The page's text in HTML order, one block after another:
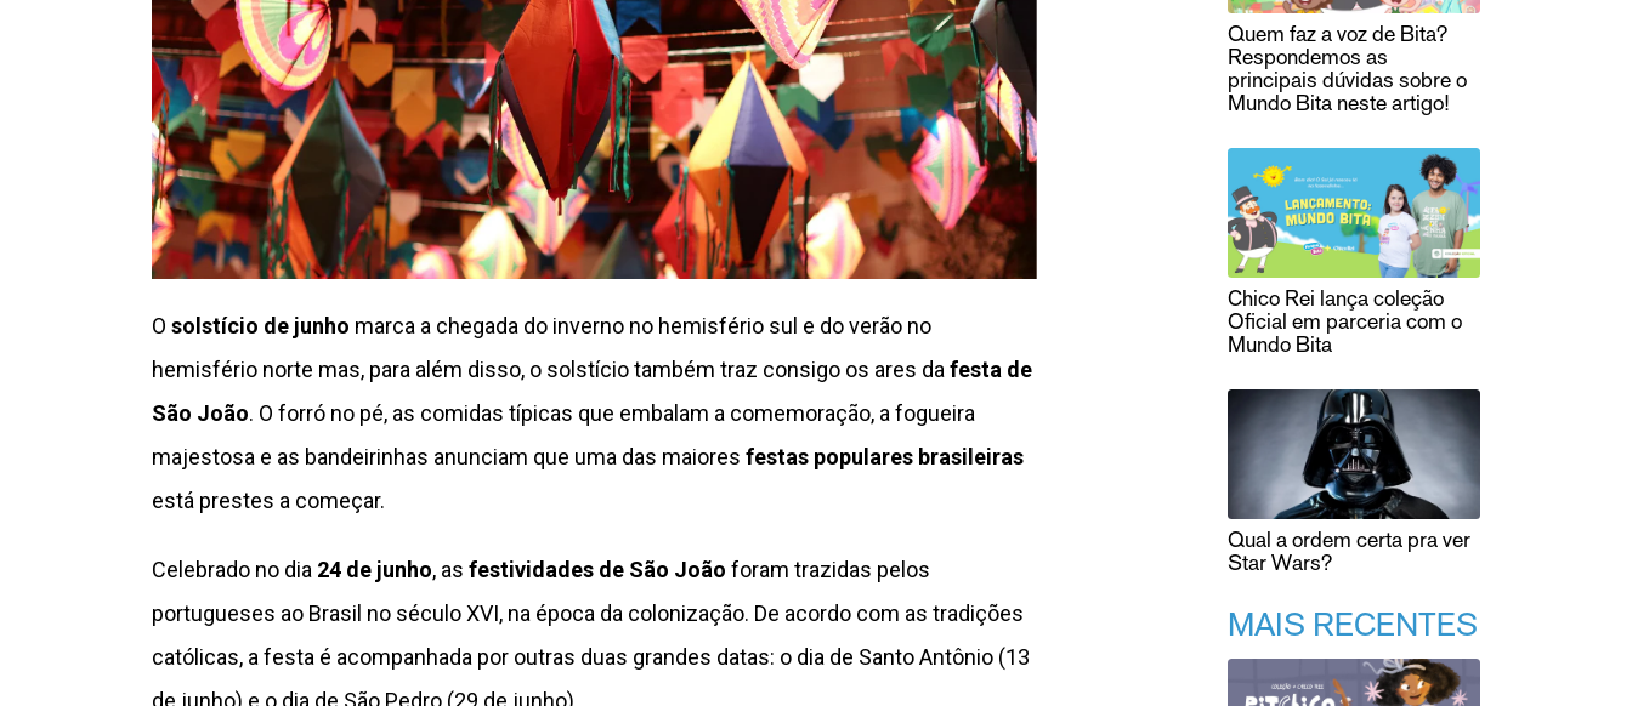
Osolstício de junho marca a chegada do inverno no hemisfério sul e do verão no
hemisfério norte mas, para além disso, o solstício também traz consigo os ares dafesta de
São João. O forró no pé, as comidas típicas que embalam a comemoração, a fogueira
majestosa e as bandeirinhas anunciam que uma das maiores festas populares brasileiras
está prestes a começar.
Celebrado no dia 24 de junho, as festividades de São João foram trazidas pelos
portugueses ao Brasil no século XVI, na época da colonização. De acordo com as tradições
católicas, a festa é acompanhada por outras duas grandes datas: o dia de Santo Antônio (13
Quem faz a voz de Bita?
Respondemos as
principais dúvidas sobre o
Mundo Bita neste artigo!
Chico Rei lança coleção
Oficial em parceria com o
Mundo Bita
Qual a ordem certa pra ver
Star Wars?
MAIS RECENTES